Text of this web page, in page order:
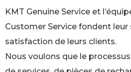
KMT Genuine Service et
Customer Service fondent leur
satisfaction de leurs clients.
Nous voulons que le